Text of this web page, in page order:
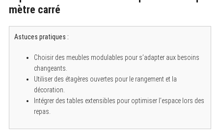
mètre carré
Astuces pratiques :
Choisir des meubles modulables pour s’adapter aux besoins
changeants.
Utiliser des étagères ouvertes pour le rangement et la
décoration.
Intégrer des tables extensibles pour optimiser l’espace lors des
repas.
r
h
o
r
: